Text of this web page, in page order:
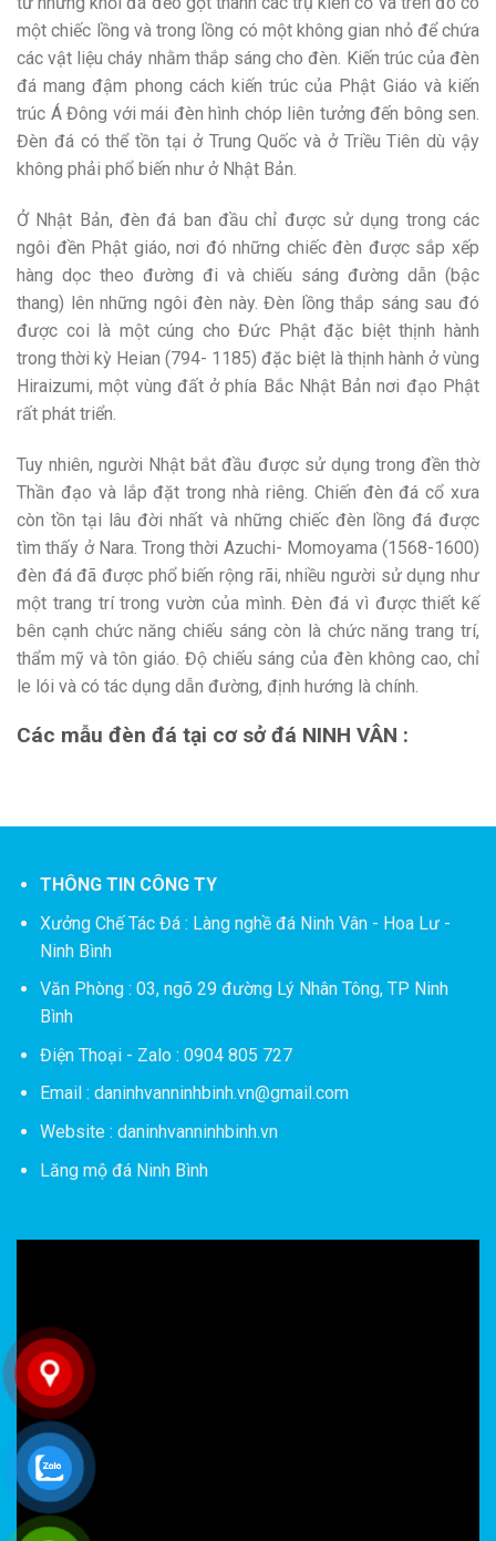
một chiếc lồng và trong lồng có một không gian nhỏ để chứa
các vật liệu cháy nhằm thắp sáng cho đèn. Kiến trúc của đèn
đá mang đậm phong cách kiến trúc của Phật Giáo và kiến
trúc Á Đông với mái đèn hình chóp liên tưởng đến bông sen.
Đèn đá có thể tồn tại ở Trung Quốc và ở Triều Tiên dù vậy
không phải phổ biến như ở Nhật Bản.
Ở Nhật Bản, đèn đá ban đầu chỉ được sử dụng trong các
ngôi đền Phật giáo, nơi đó những chiếc đèn được sắp xếp
hàng dọc theo đường đi và chiếu sáng đường dẫn (bậc
thang) lên những ngôi đèn này. Đèn lồng thắp sáng sau đó
được coi là một cúng cho Đức Phật đặc biệt thịnh hành
trong thời kỳ Heian (794- 1185) đặc biệt là thịnh hành ở vùng
Hiraizumi, một vùng đất ở phía Bắc Nhật Bản nơi đạo Phật
rất phát triển.
Tuy nhiên, người Nhật bắt đầu được sử dụng trong đền thờ
Thần đạo và lắp đặt trong nhà riêng. Chiến đèn đá cổ xưa
còn tồn tại lâu đời nhất và những chiếc đèn lồng đá được
tìm thấy ở Nara. Trong thời Azuchi- Momoyama (1568-1600)
đèn đá đã được phổ biến rộng rãi, nhiều người sử dụng như
một trang trí trong vườn của mình. Đèn đá vì được thiết kế
bên cạnh chức năng chiếu sáng còn là chức năng trang trí,
thẩm mỹ và tôn giáo. Độ chiếu sáng của đèn không cao, chỉ
le lói và có tác dụng dẫn đường, định hướng là chính.
Các mẫu đèn đá tại cơ sở đá NINH VÂN :
THÔNG TIN CÔNG TY
Xưởng Chế Tác Đá : Làng nghề đá Ninh Vân - Hoa Lư -
Ninh Bình
Văn Phòng : 03, ngõ 29 đường Lý Nhân Tông, TP Ninh
Bình
Điện Thoại - Zalo : 0904 805 727
Email : daninhvanninhbinh.vn@gmail.com
Website : daninhvanninhbinh.vn
Lăng mộ đá Ninh Bình